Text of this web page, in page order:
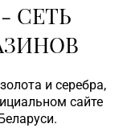
СЕТЬ
и серебра,
сайте